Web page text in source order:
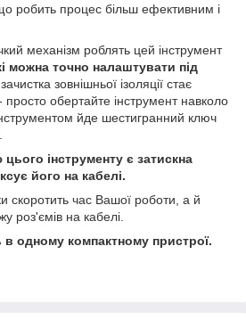
робить процес більш ефективним і
механізм роблять цей інструмент
можна точно налаштувати під
зовнішньої ізоляції стає
обертайте інструмент навколо
йде шестигранний ключ
інструменту є затискна
його на кабелі.
скоротить час Вашої роботи, а й
роз'ємів на кабелі.
в одному компактному пристрої.